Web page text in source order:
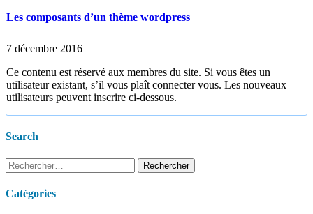
Les composants d’un thème wordpress
7 décembre 2016
Ce contenu est réservé aux membres du site. Si vous êtes un
utilisateur existant, s’il vous plaît connecter vous. Les nouveaux
utilisateurs peuvent inscrire ci-dessous.
Search
Rechercher :
Catégories